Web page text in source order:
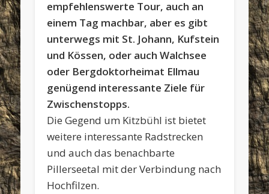
empfehlenswerte Tour, auch an
einem Tag machbar, aber es gibt
unterwegs mit St. Johann, Kufstein
und Kössen, oder auch Walchsee
oder Bergdoktorheimat Ellmau
genügend interessante Ziele für
Zwischenstopps.
Die Gegend um Kitzbühl ist bietet
weitere interessante Radstrecken
und auch das benachbarte
Pillerseetal mit der Verbindung nach
Hochfilzen.